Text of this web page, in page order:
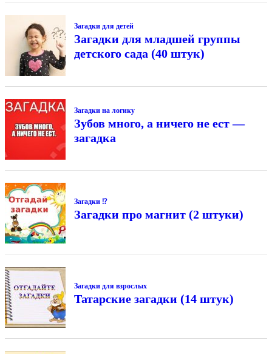
Загадки для детей
Загадки для младшей группы
детского сада (40 штук)
Загадки на логику
Зубов много, а ничего не ест —
загадка
Загадки ⁉
Загадки про магнит (2 штуки)
Загадки для взрослых
Татарские загадки (14 штук)